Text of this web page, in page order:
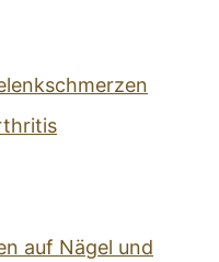
auf Nägel und